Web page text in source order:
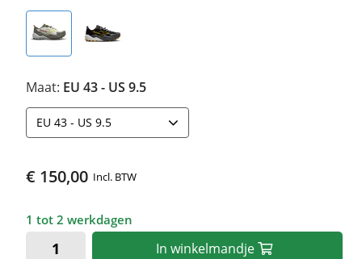
Maat: EU 43 - US 9.5
EU 43 - US 9.5
€ 150,00 Incl. BTW
1 tot 2 werkdagen
In winkelmandje